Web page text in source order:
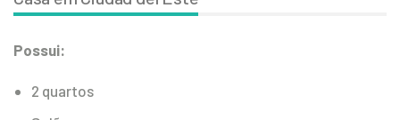
Possui:
2 quartos